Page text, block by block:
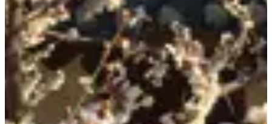
Prezzo
Seokpajeong & Seoul Museum
Adulti ₩11,000
Bambini ₩7,000
Trasporti
Prendere gli autobus 1020, 1711, 7016, 7018,
7022, 7212 alla Stazione Gyeongbokgung Uscita 3
→ Scendere a Jahamun TunnelYipgu
Prendere gli autobus 1020, 1711, 7016, 7018 alla
Stazione Gwanghwamun Uscita 2 & 3 →
Scendere a Jahamun Tunnel
Yipgu
Un viaggio in taxi di 7 minuti dalla Stazione
Gyeongbokgung (Circa ₩4,500)